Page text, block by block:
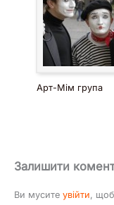
Арт-Мім група
Залишити
Ви мусите увійти,